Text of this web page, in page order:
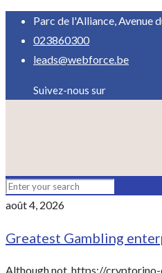
Parc de l'Alliance, Avenue
023860300
leads@webforce.be
Suivez-nous sur
août 4, 2026
Greatest Gambling
Although not, https://cryptorino-